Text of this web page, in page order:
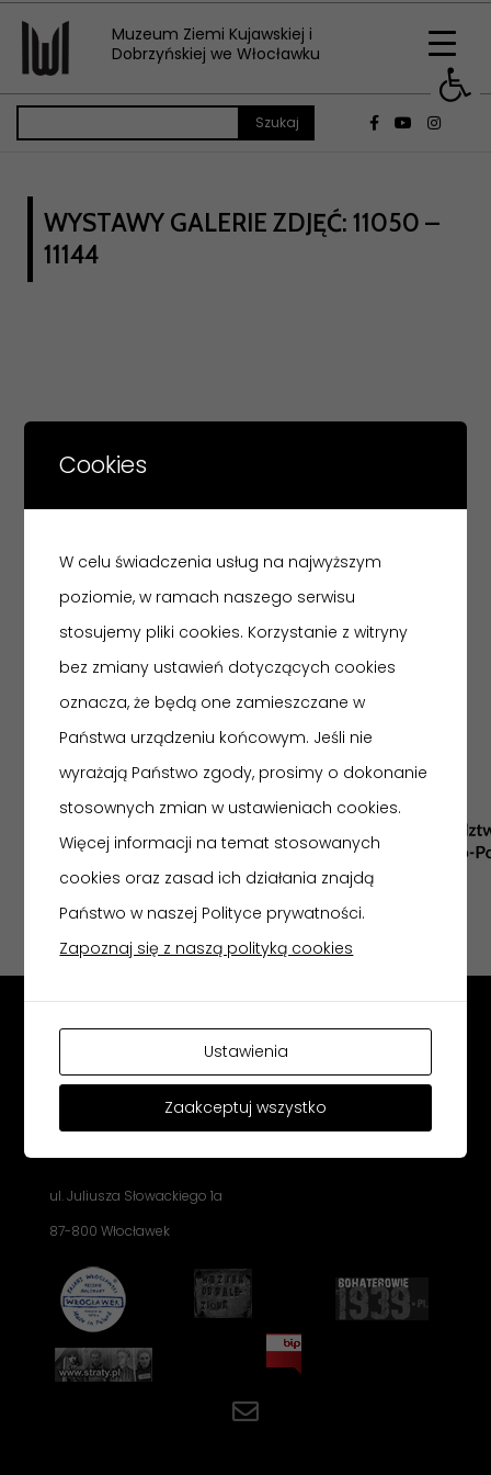
Muzeum Ziemi Kujawskiej i
Dobrzyńskiej we Włocławku
WYSTAWY GALERIE ZDJĘĆ: 11050 –
11144
ODDZIAŁY Zbiory Sztuki
Muzeum w Nieszawie
Skansen w Kłóbce
Cookies
W celu świadczenia usług na najwyższym
poziomie, w ramach naszego serwisu
stosujemy pliki cookies. Korzystanie z witryny
bez zmiany ustawień dotyczących cookies
oznacza, że będą one zamieszczane w
Państwa urządzeniu końcowym. Jeśli nie
wyrażają Państwo zgody, prosimy o dokonanie
stosownych zmian w ustawieniach cookies.
Więcej informacji na temat stosowanych
cookies oraz zasad ich działania znajdą
Państwo w naszej Polityce prywatności.
Zapoznaj się z naszą polityką cookies
Ustawienia
Zaakceptuj wszystko
MUZEUM ZIEMI KUJAWSKIEJ I
WE WŁOCŁAWKU
Email: sekretariat@muzeum.wloclawek.pl
ul. Juliusza Słowackiego 1a
87-800 Włocławek